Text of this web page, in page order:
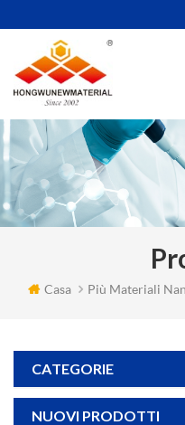
Casa Più Materiali
CATEGORIE
NUOVI PRODOTTI